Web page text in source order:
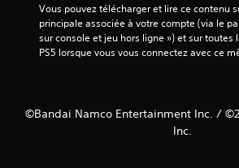
Vous pouvez télécharger et lire ce contenu
principale associée à votre compte (via le
sur console et jeu hors ligne ») et sur toutes
PS5 lorsque vous vous connectez avec ce
©Bandai Namco Entertainment Inc. /
Inc.